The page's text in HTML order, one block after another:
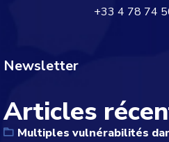
+33 4 78 74 50
Newsletter
Articles
Multiples vulnérabilités